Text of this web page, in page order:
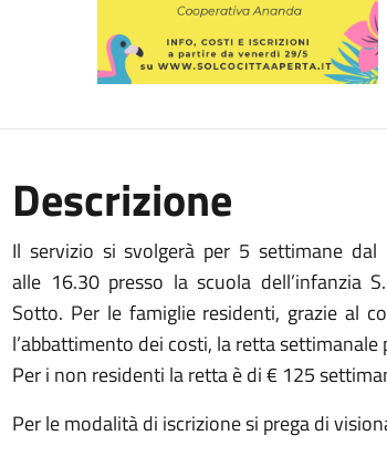
Descrizione
Il servizio si svolgerà per 5 settimane
alle 16.30 presso la scuola dell’infanzia
Sotto. Per le famiglie residenti, grazie al
l’abbattimento dei costi, la retta settimanale
Per i non residenti la retta è di € 125
Per le modalità di iscrizione si prega di